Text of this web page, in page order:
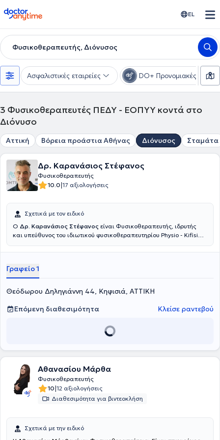
doctoranytime EL
Φυσικοθεραπευτής, Διόνυσος
Ασφαλιστικές εταιρείες DO+ Προνομιακές τιμές
3 Φυσικοθεραπευτές ΠΕΔΥ - ΕΟΠΥΥ κοντά στο
Διόνυσο
Αττική Βόρεια προάστια Αθήνας Διόνυσος Σταμάτα
Δρ. Καρανάσιος Στέφανος
Φυσικοθεραπευτής
10.0|17 αξιολογήσεις
Σχετικά με τον ειδικό
Ο Δρ. Καρανάσιος Στέφανος είναι Φυσικοθεραπευτής, ιδρυτής
και υπεύθυνος του ιδιωτικού φυσικοθεραπευτηρίου Physio - Kifisia
Φυσικοθεραπείας του Πανεπιστημίου Δυτικής Αττικής με διδακτικό
Μεταπτυχιακό τίτλο με εξειδίκευση στην αποκατάσταση της Άκρας
Χειρός από το Πανεπιστήμιο του Derby, UK και Μεταπτυχιακό τίτλο
σπουδών in Advanced Manipulative Physiotherapy από το
Πανεπιστήμιο του Birmingham. Έχει εργαστεί ως Specialist
Musculoskeletal Physiotherapist σε κλινικές της Αγγλίας, σε
ιδιωτικά φυσικοθεραπευτήρια σε Θεσσαλονίκη και Αθήνα, και ως
μέχρι και σήμερα διδάσκει σε μεταπτυχιακά σεμινάρια Manual
καθώς και παρουσιάσεις σε συνέδρια και είναι μέλος του
Πανελλήνιου Συλλόγου Φυσικοθεραπευτών (ΠΣΦ-ΝΠΔΔ)
Γραφείο 1
Θεόδωρου Δηληγιάννη 44, Κηφισιά, ΑΤΤΙΚΗ
Επόμενη διαθεσιμότητα
Κλείσε ραντεβού
Αθανασίου Μάρθα
Φυσικοθεραπευτής
10|12 αξιολογήσεις
Διαθεσιμότητα για βιντεοκλήση
Σχετικά με την ειδικό